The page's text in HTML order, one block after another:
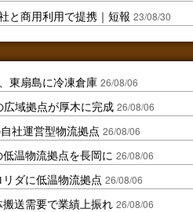
と商用利用で提携｜短報 23/08/30
東扇島に冷凍倉庫 26/08/06
域拠点が厚木に完成 26/08/06
社運営型物流拠点 26/08/06
温物流拠点を長岡に 26/08/06
ダに低温物流拠点 26/08/06
送需要で業績上振れ 26/08/06